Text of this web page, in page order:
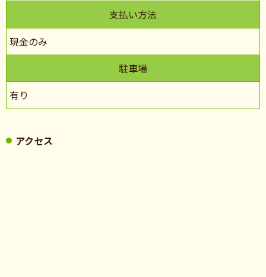
支払い方法
現金のみ
駐車場
有り
アクセス